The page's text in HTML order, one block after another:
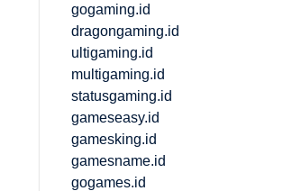
gogaming.id
dragongaming.id
ultigaming.id
multigaming.id
statusgaming.id
gameseasy.id
gamesking.id
gamesname.id
gogames.id